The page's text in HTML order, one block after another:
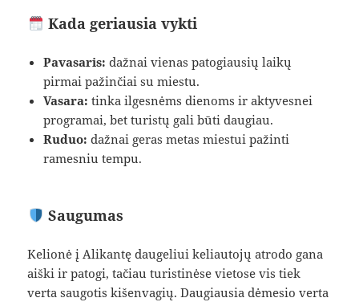
Kada geriausia vykti
Pavasaris: dažnai vienas patogiausių laikų
pirmai pažinčiai su miestu.
Vasara: tinka ilgesnėms dienoms ir aktyvesnei
programai, bet turistų gali būti daugiau.
Ruduo: dažnai geras metas miestui pažinti
ramesniu tempu.
Saugumas
Kelionė į Alikantę daugeliui keliautojų atrodo gana
aiški ir patogi, tačiau turistinėse vietose vis tiek
verta saugotis kišenvagių. Daugiausia dėmesio verta